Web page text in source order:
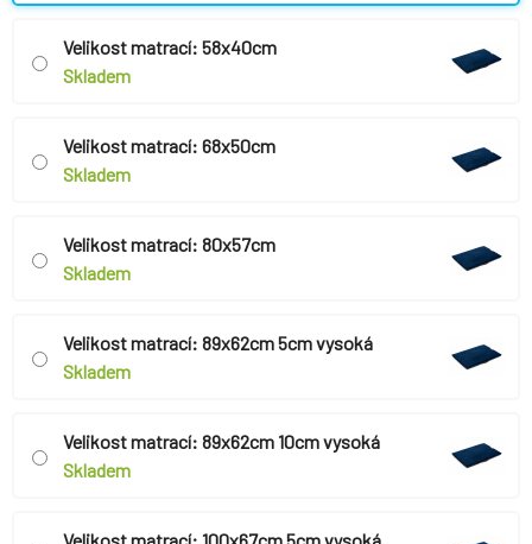
Velikost matrací: 58x40cm
Skladem
Velikost matrací: 68x50cm
Skladem
Velikost matrací: 80x57cm
Skladem
Velikost matrací: 89x62cm 5cm vysoká
Skladem
Velikost matrací: 89x62cm 10cm vysoká
Skladem